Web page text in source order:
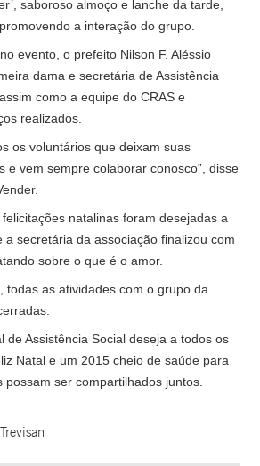
saboroso almoço e lanche da tarde,
a interação do grupo.
evento, o prefeito Nilson F. Aléssio
dama e secretária de Assistência
como a equipe do CRAS e
realizados.
os voluntários que deixam suas
e vem sempre colaborar conosco”, disse
natalinas foram desejadas a
a secretária da associação finalizou com
sobre o que é o amor.
todas as atividades com o grupo da
de Assistência Social deseja a todos os
Natal e um 2015 cheio de saúde para
ser compartilhados juntos.